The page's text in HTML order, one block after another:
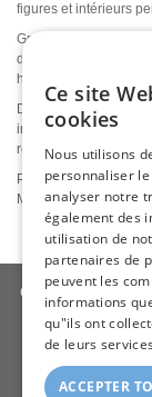
figures et intérieurs
Grands tableaux
décoration,
hospitality qui
Disponibles
impressions giclée
rendu visuel riche en
Portraits Modernes
ModernesVilles
Contactez-nous
Politique de
Ce site
cookies
Nous utilisons
personnaliser
analyser notre
également des
utilisation de
partenaires de
peuvent les
informations
qu"ils ont
de leurs
ACCEPTER